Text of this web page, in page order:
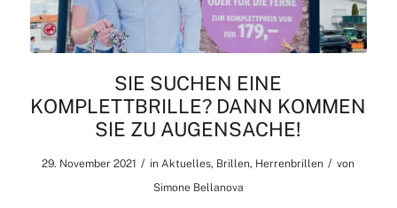
SIE SUCHEN EINE
KOMPLETTBRILLE? DANN KOMMEN
SIE ZU AUGENSACHE!
29. November 2021 / inAktuelles, Brillen, Herrenbrillen / von
Simone Bellanova